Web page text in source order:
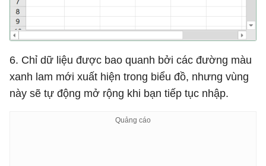
6. Chỉ dữ liệu được bao quanh bởi các đường màu
xanh lam mới xuất hiện trong biểu đồ, nhưng vùng
này sẽ tự động mở rộng khi bạn tiếp tục nhập.